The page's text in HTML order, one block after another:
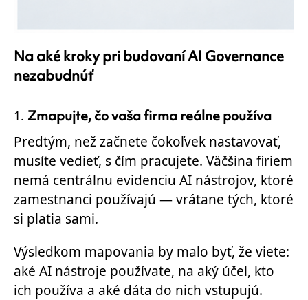
Na aké kroky pri budovaní AI Governance
nezabudnúť
Zmapujte, čo vaša firma reálne používa
Predtým, než začnete čokoľvek nastavovať,
musíte vedieť, s čím pracujete. Väčšina firiem
nemá centrálnu evidenciu AI nástrojov, ktoré
zamestnanci používajú — vrátane tých, ktoré
si platia sami.
Výsledkom mapovania by malo byť, že viete:
aké AI nástroje používate, na aký účel, kto
ich používa a aké dáta do nich vstupujú.